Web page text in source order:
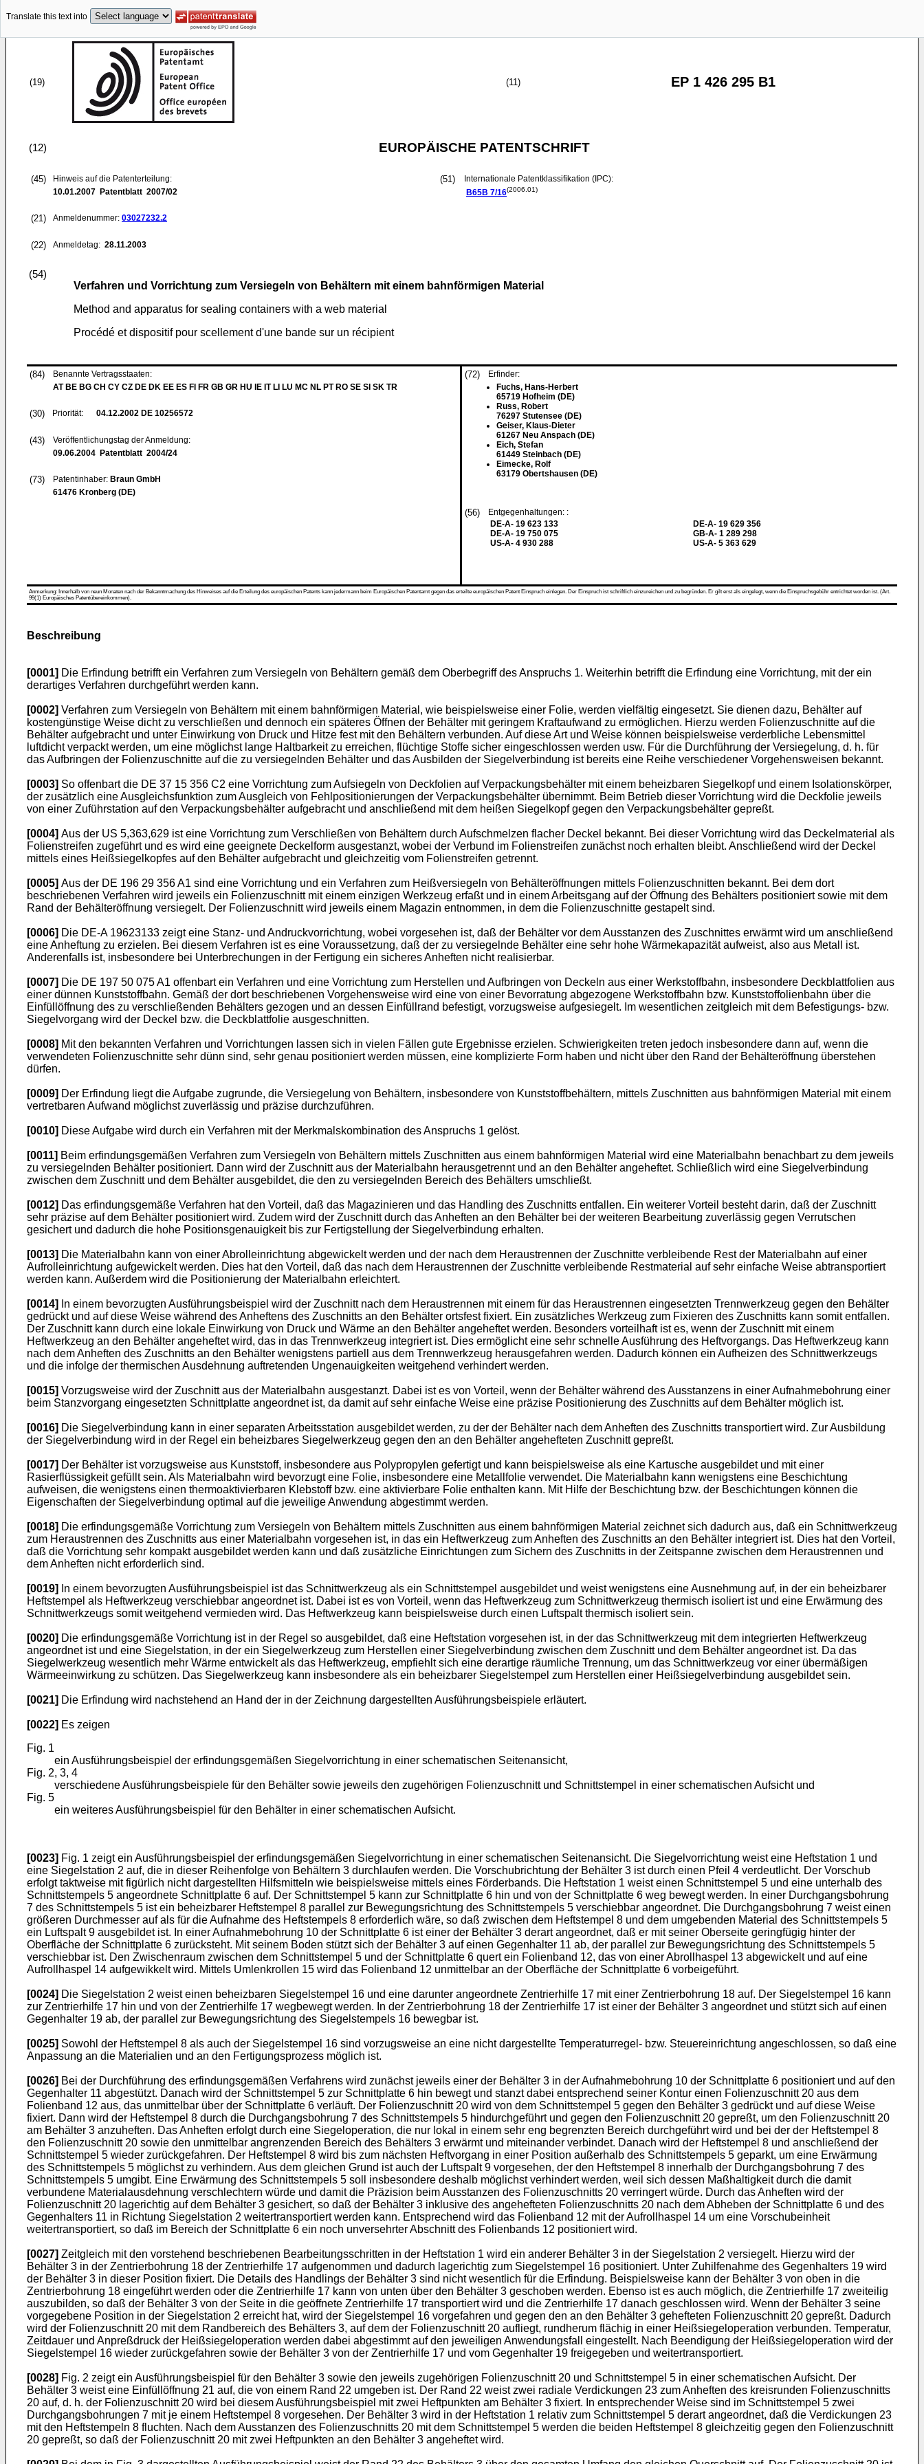
Translate this text into
(19) (11) EP 1 426 295 B1
(12) EUROPÄISCHE PATENTSCHRIFT
(45)
Hinweis auf die Patenterteilung:
10.01.2007 Patentblatt 2007/02
(21) Anmeldenummer: 03027232.2
(22) Anmeldetag: 28.11.2003
(51)
Internationale Patentklassifikation (IPC):
B65B 7/16(2006.01)
(54)
Verfahren und Vorrichtung zum Versiegeln von Behältern mit einem bahnförmigen Material
Method and apparatus for sealing containers with a web material
Procédé et dispositif pour scellement d'une bande sur un récipient
(84)
Benannte Vertragsstaaten:
AT BE BG CH CY CZ DE DK EE ES FI FR GB GR HU IE IT LI LU MC NL PT RO SE SI SK TR
(30) Priorität: 04.12.2002 DE 10256572
(43)
Veröffentlichungstag der Anmeldung:
09.06.2004 Patentblatt 2004/24
(73) Patentinhaber: Braun GmbH
61476 Kronberg (DE)
(72)
Erfinder:
Fuchs, Hans-Herbert
65719 Hofheim (DE)
Russ, Robert
76297 Stutensee (DE)
Geiser, Klaus-Dieter
61267 Neu Anspach (DE)
Eich, Stefan
61449 Steinbach (DE)
Eimecke, Rolf
63179 Obertshausen (DE)
(56)
Entgegenhaltungen: :
DE-A- 19 623 133
DE-A- 19 750 075
US-A- 4 930 288
DE-A- 19 629 356
GB-A- 1 289 298
US-A- 5 363 629
Anmerkung: Innerhalb von neun Monaten nach der Bekanntmachung des Hinweises auf die Erteilung des europäischen Patents kann jedermann beim Europäischen Patentamt gegen das erteilte europäischen Patent Einspruch einlegen. Der Einspruch ist schriftlich einzureichen und zu begründen. Er gilt erst als eingelegt, wenn die Einspruchsgebühr entrichtet worden ist. (Art.
99(1) Europäisches Patentübereinkommen).
Beschreibung
[0001] Die Erfindung betrifft ein Verfahren zum Versiegeln von Behältern gemäß dem Oberbegriff des Anspruchs 1. Weiterhin betrifft die Erfindung eine Vorrichtung, mit der ein
derartiges Verfahren durchgeführt werden kann.
[0002] Verfahren zum Versiegeln von Behältern mit einem bahnförmigen Material, wie beispielsweise einer Folie, werden vielfältig eingesetzt. Sie dienen dazu, Behälter auf
kostengünstige Weise dicht zu verschließen und dennoch ein späteres Öffnen der Behälter mit geringem Kraftaufwand zu ermöglichen. Hierzu werden Folienzuschnitte auf die
Behälter aufgebracht und unter Einwirkung von Druck und Hitze fest mit den Behältern verbunden. Auf diese Art und Weise können beispielsweise verderbliche Lebensmittel
luftdicht verpackt werden, um eine möglichst lange Haltbarkeit zu erreichen, flüchtige Stoffe sicher eingeschlossen werden usw. Für die Durchführung der Versiegelung, d. h. für
das Aufbringen der Folienzuschnitte auf die zu versiegelnden Behälter und das Ausbilden der Siegelverbindung ist bereits eine Reihe verschiedener Vorgehensweisen bekannt.
[0003] So offenbart die DE 37 15 356 C2 eine Vorrichtung zum Aufsiegeln von Deckfolien auf Verpackungsbehälter mit einem beheizbaren Siegelkopf und einem Isolationskörper,
der zusätzlich eine Ausgleichsfunktion zum Ausgleich von Fehlpositionierungen der Verpackungsbehälter übernimmt. Beim Betrieb dieser Vorrichtung wird die Deckfolie jeweils
von einer Zuführstation auf den Verpackungsbehälter aufgebracht und anschließend mit dem heißen Siegelkopf gegen den Verpackungsbehälter gepreßt.
[0004] Aus der US 5,363,629 ist eine Vorrichtung zum Verschließen von Behältern durch Aufschmelzen flacher Deckel bekannt. Bei dieser Vorrichtung wird das Deckelmaterial als
Folienstreifen zugeführt und es wird eine geeignete Deckelform ausgestanzt, wobei der Verbund im Folienstreifen zunächst noch erhalten bleibt. Anschließend wird der Deckel
mittels eines Heißsiegelkopfes auf den Behälter aufgebracht und gleichzeitig vom Folienstreifen getrennt.
[0005] Aus der DE 196 29 356 A1 sind eine Vorrichtung und ein Verfahren zum Heißversiegeln von Behälteröffnungen mittels Folienzuschnitten bekannt. Bei dem dort
beschriebenen Verfahren wird jeweils ein Folienzuschnitt mit einem einzigen Werkzeug erfaßt und in einem Arbeitsgang auf der Öffnung des Behälters positioniert sowie mit dem
Rand der Behälteröffnung versiegelt. Der Folienzuschnitt wird jeweils einem Magazin entnommen, in dem die Folienzuschnitte gestapelt sind.
[0006] Die DE-A 19623133 zeigt eine Stanz- und Andruckvorrichtung, wobei vorgesehen ist, daß der Behälter vor dem Ausstanzen des Zuschnittes erwärmt wird um anschließend
eine Anheftung zu erzielen. Bei diesem Verfahren ist es eine Voraussetzung, daß der zu versiegelnde Behälter eine sehr hohe Wärmekapazität aufweist, also aus Metall ist.
Anderenfalls ist, insbesondere bei Unterbrechungen in der Fertigung ein sicheres Anheften nicht realisierbar.
[0007] Die DE 197 50 075 A1 offenbart ein Verfahren und eine Vorrichtung zum Herstellen und Aufbringen von Deckeln aus einer Werkstoffbahn, insbesondere Deckblattfolien aus
einer dünnen Kunststoffbahn. Gemäß der dort beschriebenen Vorgehensweise wird eine von einer Bevorratung abgezogene Werkstoffbahn bzw. Kunststoffolienbahn über die
Einfüllöffnung des zu verschließenden Behälters gezogen und an dessen Einfüllrand befestigt, vorzugsweise aufgesiegelt. Im wesentlichen zeitgleich mit dem Befestigungs- bzw.
Siegelvorgang wird der Deckel bzw. die Deckblattfolie ausgeschnitten.
[0008] Mit den bekannten Verfahren und Vorrichtungen lassen sich in vielen Fällen gute Ergebnisse erzielen. Schwierigkeiten treten jedoch insbesondere dann auf, wenn die
verwendeten Folienzuschnitte sehr dünn sind, sehr genau positioniert werden müssen, eine komplizierte Form haben und nicht über den Rand der Behälteröffnung überstehen
dürfen.
[0009] Der Erfindung liegt die Aufgabe zugrunde, die Versiegelung von Behältern, insbesondere von Kunststoffbehältern, mittels Zuschnitten aus bahnförmigen Material mit einem
vertretbaren Aufwand möglichst zuverlässig und präzise durchzuführen.
[0010] Diese Aufgabe wird durch ein Verfahren mit der Merkmalskombination des Anspruchs 1 gelöst.
[0011] Beim erfindungsgemäßen Verfahren zum Versiegeln von Behältern mittels Zuschnitten aus einem bahnförmigen Material wird eine Materialbahn benachbart zu dem jeweils
zu versiegelnden Behälter positioniert. Dann wird der Zuschnitt aus der Materialbahn herausgetrennt und an den Behälter angeheftet. Schließlich wird eine Siegelverbindung
zwischen dem Zuschnitt und dem Behälter ausgebildet, die den zu versiegelnden Bereich des Behälters umschließt.
[0012] Das erfindungsgemäße Verfahren hat den Vorteil, daß das Magazinieren und das Handling des Zuschnitts entfallen. Ein weiterer Vorteil besteht darin, daß der Zuschnitt
sehr präzise auf dem Behälter positioniert wird. Zudem wird der Zuschnitt durch das Anheften an den Behälter bei der weiteren Bearbeitung zuverlässig gegen Verrutschen
gesichert und dadurch die hohe Positionsgenauigkeit bis zur Fertigstellung der Siegelverbindung erhalten.
[0013] Die Materialbahn kann von einer Abrolleinrichtung abgewickelt werden und der nach dem Heraustrennen der Zuschnitte verbleibende Rest der Materialbahn auf einer
Aufrolleinrichtung aufgewickelt werden. Dies hat den Vorteil, daß das nach dem Heraustrennen der Zuschnitte verbleibende Restmaterial auf sehr einfache Weise abtransportiert
werden kann. Außerdem wird die Positionierung der Materialbahn erleichtert.
[0014]
In einem bevorzugten Ausführungsbeispiel wird der Zuschnitt nach dem Heraustrennen mit einem für das Heraustrennen eingesetzten Trennwerkzeug gegen den Behälter
gedrückt und auf diese Weise während des Anheftens des Zuschnitts an den Behälter ortsfest fixiert. Ein zusätzliches Werkzeug zum Fixieren des Zuschnitts kann somit entfallen.
Der Zuschnitt kann durch eine lokale Einwirkung von Druck und Wärme an den Behälter angeheftet werden. Besonders vorteilhaft ist es, wenn der Zuschnitt mit einem
Heftwerkzeug an den Behälter angeheftet wird, das in das Trennwerkzeug integriert ist. Dies ermöglicht eine sehr schnelle Ausführung des Heftvorgangs. Das Heftwerkzeug kann
nach dem Anheften des Zuschnitts an den Behälter wenigstens partiell aus dem Trennwerkzeug herausgefahren werden. Dadurch können ein Aufheizen des Schnittwerkzeugs
und die infolge der thermischen Ausdehnung auftretenden Ungenauigkeiten weitgehend verhindert werden.
[0015] Vorzugsweise wird der Zuschnitt aus der Materialbahn ausgestanzt. Dabei ist es von Vorteil, wenn der Behälter während des Ausstanzens in einer Aufnahmebohrung einer
beim Stanzvorgang eingesetzten Schnittplatte angeordnet ist, da damit auf sehr einfache Weise eine präzise Positionierung des Zuschnitts auf dem Behälter möglich ist.
[0016] Die Siegelverbindung kann in einer separaten Arbeitsstation ausgebildet werden, zu der der Behälter nach dem Anheften des Zuschnitts transportiert wird. Zur Ausbildung
der Siegelverbindung wird in der Regel ein beheizbares Siegelwerkzeug gegen den an den Behälter angehefteten Zuschnitt gepreßt.
[0017] Der Behälter ist vorzugsweise aus Kunststoff, insbesondere aus Polypropylen gefertigt und kann beispielsweise als eine Kartusche ausgebildet und mit einer
Rasierflüssigkeit gefüllt sein. Als Materialbahn wird bevorzugt eine Folie, insbesondere eine Metallfolie verwendet. Die Materialbahn kann wenigstens eine Beschichtung
aufweisen, die wenigstens einen thermoaktivierbaren Klebstoff bzw. eine aktivierbare Folie enthalten kann. Mit Hilfe der Beschichtung bzw. der Beschichtungen können die
Eigenschaften der Siegelverbindung optimal auf die jeweilige Anwendung abgestimmt werden.
[0018] Die erfindungsgemäße Vorrichtung zum Versiegeln von Behältern mittels Zuschnitten aus einem bahnförmigen Material zeichnet sich dadurch aus, daß ein Schnittwerkzeug
zum Heraustrennen des Zuschnitts aus einer Materialbahn vorgesehen ist, in das ein Heftwerkzeug zum Anheften des Zuschnitts an den Behälter integriert ist. Dies hat den Vorteil,
daß die Vorrichtung sehr kompakt ausgebildet werden kann und daß zusätzliche Einrichtungen zum Sichern des Zuschnitts in der Zeitspanne zwischen dem Heraustrennen und
dem Anheften nicht erforderlich sind.
[0019]
In einem bevorzugten Ausführungsbeispiel ist das Schnittwerkzeug als ein Schnittstempel ausgebildet und weist wenigstens eine Ausnehmung auf, in der ein beheizbarer
Heftstempel als Heftwerkzeug verschiebbar angeordnet ist. Dabei ist es von Vorteil, wenn das Heftwerkzeug zum Schnittwerkzeug thermisch isoliert ist und eine Erwärmung des
Schnittwerkzeugs somit weitgehend vermieden wird. Das Heftwerkzeug kann beispielsweise durch einen Luftspalt thermisch isoliert sein.
[0020] Die erfindungsgemäße Vorrichtung ist in der Regel so ausgebildet, daß eine Heftstation vorgesehen ist, in der das Schnittwerkzeug mit dem integrierten Heftwerkzeug
angeordnet ist und eine Siegelstation, in der ein Siegelwerkzeug zum Herstellen einer Siegelverbindung zwischen dem Zuschnitt und dem Behälter angeordnet ist. Da das
Siegelwerkzeug wesentlich mehr Wärme entwickelt als das Heftwerkzeug, empfiehlt sich eine derartige räumliche Trennung, um das Schnittwerkzeug vor einer übermäßigen
Wärmeeinwirkung zu schützen. Das Siegelwerkzeug kann insbesondere als ein beheizbarer Siegelstempel zum Herstellen einer Heißsiegelverbindung ausgebildet sein.
[0021] Die Erfindung wird nachstehend an Hand der in der Zeichnung dargestellten Ausführungsbeispiele erläutert.
[0022] Es zeigen
Fig. 1
ein Ausführungsbeispiel der erfindungsgemäßen Siegelvorrichtung in einer schematischen Seitenansicht,
Fig. 2, 3, 4
verschiedene Ausführungsbeispiele für den Behälter sowie jeweils den zugehörigen Folienzuschnitt und Schnittstempel in einer schematischen Aufsicht und
Fig. 5
ein weiteres Ausführungsbeispiel für den Behälter in einer schematischen Aufsicht.
[0023] Fig. 1 zeigt ein Ausführungsbeispiel der erfindungsgemäßen Siegelvorrichtung in einer schematischen Seitenansicht. Die Siegelvorrichtung weist eine Heftstation 1 und
eine Siegelstation 2 auf, die in dieser Reihenfolge von Behältern 3 durchlaufen werden. Die Vorschubrichtung der Behälter 3 ist durch einen Pfeil 4 verdeutlicht. Der Vorschub
erfolgt taktweise mit figürlich nicht dargestellten Hilfsmitteln wie beispielsweise mittels eines Förderbands. Die Heftstation 1 weist einen Schnittstempel 5 und eine unterhalb des
Schnittstempels 5 angeordnete Schnittplatte 6 auf. Der Schnittstempel 5 kann zur Schnittplatte 6 hin und von der Schnittplatte 6 weg bewegt werden. In einer Durchgangsbohrung
7 des Schnittstempels 5 ist ein beheizbarer Heftstempel 8 parallel zur Bewegungsrichtung des Schnittstempels 5 verschiebbar angeordnet. Die Durchgangsbohrung 7 weist einen
größeren Durchmesser auf als für die Aufnahme des Heftstempels 8 erforderlich wäre, so daß zwischen dem Heftstempel 8 und dem umgebenden Material des Schnittstempels 5
ein Luftspalt 9 ausgebildet ist. In einer Aufnahmebohrung 10 der Schnittplatte 6 ist einer der Behälter 3 derart angeordnet, daß er mit seiner Oberseite geringfügig hinter der
Oberfläche der Schnittplatte 6 zurücksteht. Mit seinem Boden stützt sich der Behälter 3 auf einen Gegenhalter 11 ab, der parallel zur Bewegungsrichtung des Schnittstempels 5
verschiebbar ist. Den Zwischenraum zwischen dem Schnittstempel 5 und der Schnittplatte 6 quert ein Folienband 12, das von einer Abrollhaspel 13 abgewickelt und auf eine
Aufrollhaspel 14 aufgewikkelt wird. Mittels Umlenkrollen 15 wird das Folienband 12 unmittelbar an der Oberfläche der Schnittplatte 6 vorbeigeführt.
[0024] Die Siegelstation 2 weist einen beheizbaren Siegelstempel 16 und eine darunter angeordnete Zentrierhilfe 17 mit einer Zentrierbohrung 18 auf. Der Siegelstempel 16 kann
zur Zentrierhilfe 17 hin und von der Zentrierhilfe 17 wegbewegt werden. In der Zentrierbohrung 18 der Zentrierhilfe 17 ist einer der Behälter 3 angeordnet und stützt sich auf einen
Gegenhalter 19 ab, der parallel zur Bewegungsrichtung des Siegelstempels 16 bewegbar ist.
[0025] Sowohl der Heftstempel 8 als auch der Siegelstempel 16 sind vorzugsweise an eine nicht dargestellte Temperaturregel- bzw. Steuereinrichtung angeschlossen, so daß eine
Anpassung an die Materialien und an den Fertigungsprozess möglich ist.
[0026] Bei der Durchführung des erfindungsgemäßen Verfahrens wird zunächst jeweils einer der Behälter 3 in der Aufnahmebohrung 10 der Schnittplatte 6 positioniert und auf den
Gegenhalter 11 abgestützt. Danach wird der Schnittstempel 5 zur Schnittplatte 6 hin bewegt und stanzt dabei entsprechend seiner Kontur einen Folienzuschnitt 20 aus dem
Folienband 12 aus, das unmittelbar über der Schnittplatte 6 verläuft. Der Folienzuschnitt 20 wird von dem Schnittstempel 5 gegen den Behälter 3 gedrückt und auf diese Weise
fixiert. Dann wird der Heftstempel 8 durch die Durchgangsbohrung 7 des Schnittstempels 5 hindurchgeführt und gegen den Folienzuschnitt 20 gepreßt, um den Folienzuschnitt 20
am Behälter 3 anzuheften. Das Anheften erfolgt durch eine Siegeloperation, die nur lokal in einem sehr eng begrenzten Bereich durchgeführt wird und bei der der Heftstempel 8
den Folienzuschnitt 20 sowie den unmittelbar angrenzenden Bereich des Behälters 3 erwärmt und miteinander verbindet. Danach wird der Heftstempel 8 und anschließend der
Schnittstempel 5 wieder zurückgefahren. Der Heftstempel 8 wird bis zum nächsten Heftvorgang in einer Position außerhalb des Schnittstempels 5 geparkt, um eine Erwärmung
des Schnittstempels 5 möglichst zu verhindern. Aus dem gleichen Grund ist auch der Luftspalt 9 vorgesehen, der den Heftstempel 8 innerhalb der Durchgangsbohrung 7 des
Schnittstempels 5 umgibt. Eine Erwärmung des Schnittstempels 5 soll insbesondere deshalb möglichst verhindert werden, weil sich dessen Maßhaltigkeit durch die damit
verbundene Materialausdehnung verschlechtern würde und damit die Präzision beim Ausstanzen des Folienzuschnitts 20 verringert würde. Durch das Anheften wird der
Folienzuschnitt 20 lagerichtig auf dem Behälter 3 gesichert, so daß der Behälter 3 inklusive des angehefteten Folienzuschnitts 20 nach dem Abheben der Schnittplatte 6 und des
Gegenhalters 11 in Richtung Siegelstation 2 weitertransportiert werden kann. Entsprechend wird das Folienband 12 mit der Aufrollhaspel 14 um eine Vorschubeinheit
weitertransportiert, so daß im Bereich der Schnittplatte 6 ein noch unversehrter Abschnitt des Folienbands 12 positioniert wird.
[0027] Zeitgleich mit den vorstehend beschriebenen Bearbeitungsschritten in der Heftstation 1 wird ein anderer Behälter 3 in der Siegelstation 2 versiegelt. Hierzu wird der
Behälter 3 in der Zentrierbohrung 18 der Zentrierhilfe 17 aufgenommen und dadurch lagerichtig zum Siegelstempel 16 positioniert. Unter Zuhilfenahme des Gegenhalters 19 wird
der Behälter 3 in dieser Position fixiert. Die Details des Handlings der Behälter 3 sind nicht wesentlich für die Erfindung. Beispielsweise kann der Behälter 3 von oben in die
Zentrierbohrung 18 eingeführt werden oder die Zentrierhilfe 17 kann von unten über den Behälter 3 geschoben werden. Ebenso ist es auch möglich, die Zentrierhilfe 17 zweiteilig
auszubilden, so daß der Behälter 3 von der Seite in die geöffnete Zentrierhilfe 17 transportiert wird und die Zentrierhilfe 17 danach geschlossen wird. Wenn der Behälter 3 seine
vorgegebene Position in der Siegelstation 2 erreicht hat, wird der Siegelstempel 16 vorgefahren und gegen den an den Behälter 3 gehefteten Folienzuschnitt 20 gepreßt. Dadurch
wird der Folienzuschnitt 20 mit dem Randbereich des Behälters 3, auf dem der Folienzuschnitt 20 aufliegt, rundherum flächig in einer Heißsiegeloperation verbunden. Temperatur,
Zeitdauer und Anpreßdruck der Heißsiegeloperation werden dabei abgestimmt auf den jeweiligen Anwendungsfall eingestellt. Nach Beendigung der Heißsiegeloperation wird der
Siegelstempel 16 wieder zurückgefahren sowie der Behälter 3 von der Zentrierhilfe 17 und vom Gegenhalter 19 freigegeben und weitertransportiert.
[0028] Fig. 2 zeigt ein Ausführungsbeispiel für den Behälter 3 sowie den jeweils zugehörigen Folienzuschnitt 20 und Schnittstempel 5 in einer schematischen Aufsicht. Der
Behälter 3 weist eine Einfüllöffnung 21 auf, die von einem Rand 22 umgeben ist. Der Rand 22 weist zwei radiale Verdickungen 23 zum Anheften des kreisrunden Folienzuschnitts
20 auf, d. h. der Folienzuschnitt 20 wird bei diesem Ausführungsbeispiel mit zwei Heftpunkten am Behälter 3 fixiert. In entsprechender Weise sind im Schnittstempel 5 zwei
Durchgangsbohrungen 7 mit je einem Heftstempel 8 vorgesehen. Der Behälter 3 wird in der Heftstation 1 relativ zum Schnittstempel 5 derart angeordnet, daß die Verdickungen 23
mit den Heftstempeln 8 fluchten. Nach dem Ausstanzen des Folienzuschnitts 20 mit dem Schnittstempel 5 werden die beiden Heftstempel 8 gleichzeitig gegen den Folienzuschnitt
20 gepreßt, so daß der Folienzuschnitt 20 mit zwei Heftpunkten an den Behälter 3 angeheftet wird.